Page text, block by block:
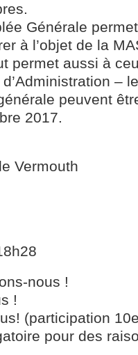
Générale
à l’objet de la
permet aussi à
–
peuvent
2017.
Vermouth
nous !
!
(participation
pour des